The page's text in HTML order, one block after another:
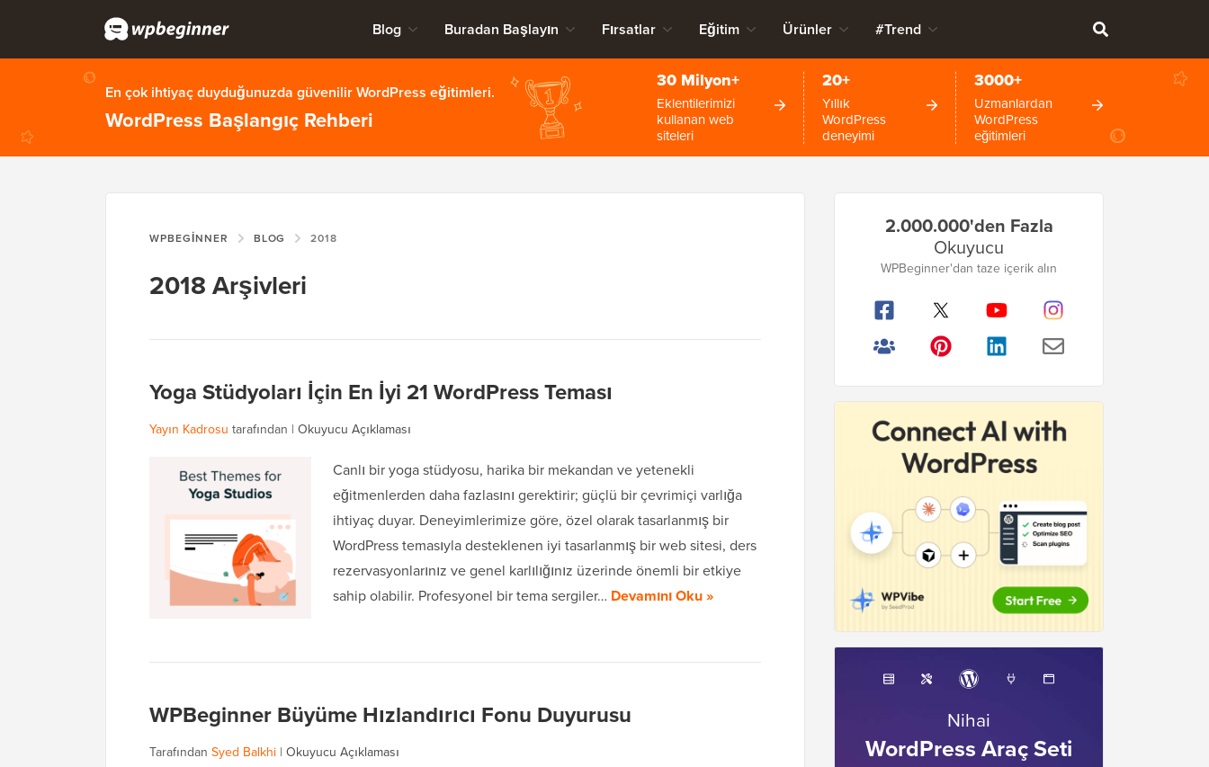
Blog Buradan Başlayın Fırsatlar Eğitim Ürünler #Trend
En çok ihtiyaç duyduğunuzda güvenilir WordPress eğitimleri.
WordPress Başlangıç Rehberi
30 Milyon+
Eklentilerimizi
kullanan web
siteleri
20+
Yıllık
WordPress
deneyimi
3000+
Uzmanlardan
WordPress
eğitimleri
WPBEGINNER BLOG 2018
2018 Arşivleri
Yoga Stüdyoları İçin En İyi 21 WordPress Teması
Yayın Kadrosu tarafından | Okuyucu Açıklaması
Canlı bir yoga stüdyosu, harika bir mekandan ve yetenekli
eğitmenlerden daha fazlasını gerektirir; güçlü bir çevrimiçi varlığa
ihtiyaç duyar. Deneyimlerimize göre, özel olarak tasarlanmış bir
WordPress temasıyla desteklenen iyi tasarlanmış bir web sitesi, ders
rezervasyonlarınız ve genel karlılığınız üzerinde önemli bir etkiye
sahip olabilir. Profesyonel bir tema sergiler… Devamını Oku »
WPBeginner Büyüme Hızlandırıcı Fonu Duyurusu
Tarafından Syed Balkhi | Okuyucu Açıklaması
Kenar
Çubuğu
2.000.000'den Fazla
Okuyucu
WPBeginner'dan taze içerik alın
Nihai
WordPress Araç Seti